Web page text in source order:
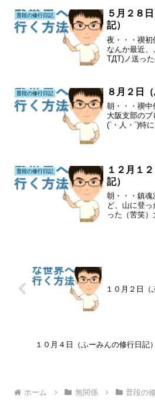
普段の修行日記
５月２８
記）
夜・・・禊初
なんか最近、
TДT)ノ送った
ブログも宜
にランキング
普段の修行日記 ８月２日
朝・・・禊中
大阪支部の
(´・人・`)特
普段の修行日記
１２月１
記）
朝・・・鎮魂
ど、山に登
った（苦笑
１０月２日（
１０月４日（ふーみんの修行日記）
ホーム 無関係 普段の